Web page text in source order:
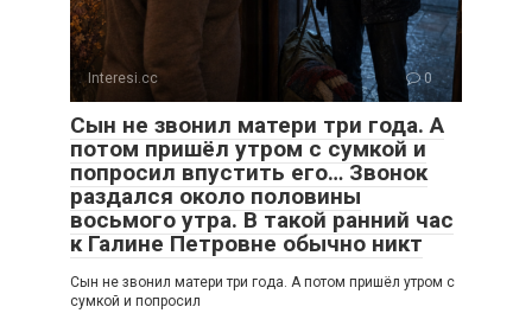
Interesi.cc 0
Сын не звонил матери три года. А
потом пришёл утром с сумкой и
попросил впустить его… Звонок
раздался около половины
восьмого утра. В такой ранний час
к Галине Петровне обычно никт
Сын не звонил матери три года. А потом пришёл утром с
сумкой и попросил